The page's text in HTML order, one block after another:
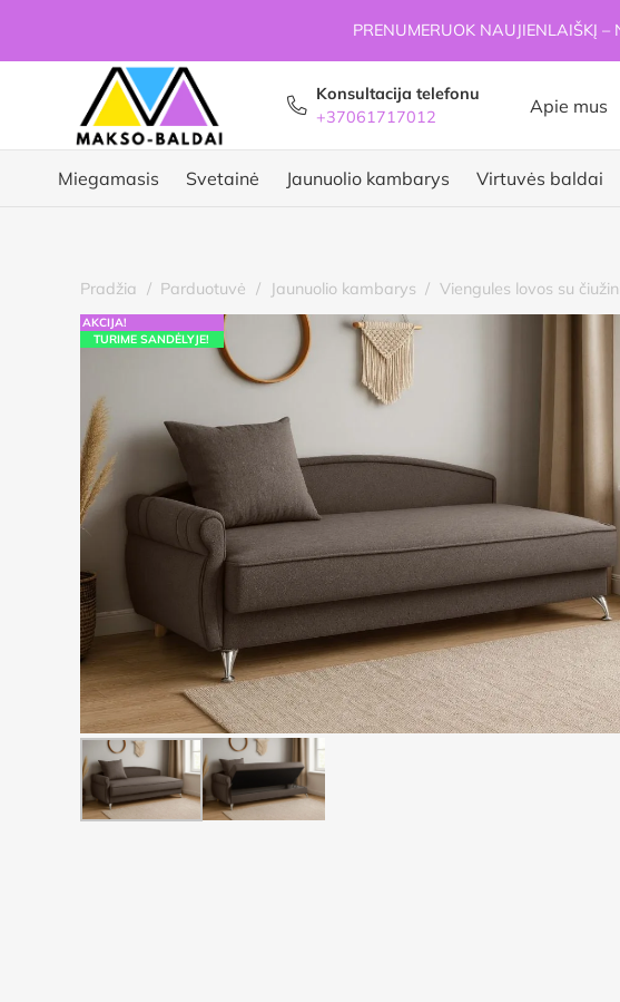
PRENUMERUOK NAUJIENLAIŠKĮ
Konsultacija telefonu
+37061717012
Apie mus
Miegamasis Svetainė Jaunuolio kambarys Virtuvės baldai
Pradžia / Parduotuvė / Jaunuolio kambarys / Viengules lovos su
AKCIJA!
TURIME SANDĖLYJE!